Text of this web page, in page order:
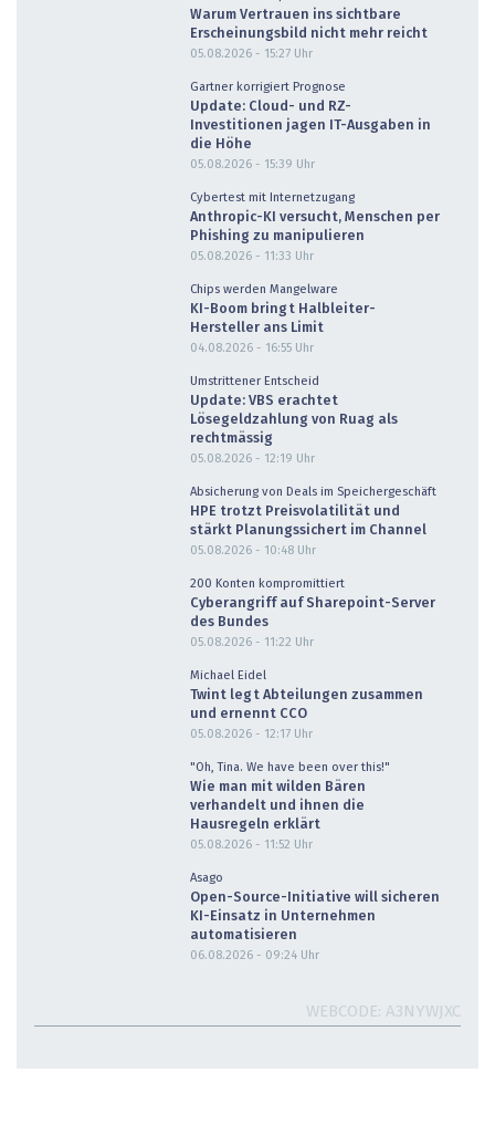
Warum Vertrauen ins sichtbare
Erscheinungsbild nicht mehr reicht
05.08.2026 - 15:27 Uhr
Gartner korrigiert Prognose
Update: Cloud- und RZ-
Investitionen jagen IT-Ausgaben in
die Höhe
05.08.2026 - 15:39 Uhr
Cybertest mit Internetzugang
Anthropic-KI versucht, Menschen per
Phishing zu manipulieren
05.08.2026 - 11:33 Uhr
Chips werden Mangelware
KI-Boom bringt Halbleiter-
Hersteller ans Limit
04.08.2026 - 16:55 Uhr
Umstrittener Entscheid
Update: VBS erachtet
Lösegeldzahlung von Ruag als
rechtmässig
05.08.2026 - 12:19 Uhr
Absicherung von Deals im Speichergeschäft
HPE trotzt Preisvolatilität und
stärkt Planungssichert im Channel
05.08.2026 - 10:48 Uhr
200 Konten kompromittiert
Cyberangriff auf Sharepoint-Server
des Bundes
05.08.2026 - 11:22 Uhr
Michael Eidel
Twint legt Abteilungen zusammen
und ernennt CCO
05.08.2026 - 12:17 Uhr
"Oh, Tina. We have been over this!"
Wie man mit wilden Bären
verhandelt und ihnen die
Hausregeln erklärt
05.08.2026 - 11:52 Uhr
Asago
Open-Source-Initiative will sicheren
KI-Einsatz in Unternehmen
automatisieren
06.08.2026 - 09:24 Uhr
WEBCODE A3NYWJXC